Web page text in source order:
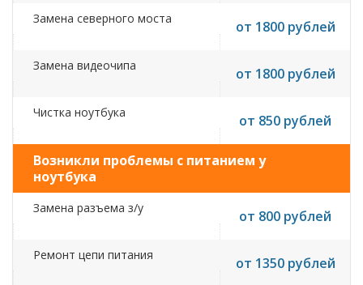
Замена северного моста от 1800 рублей
Замена видеочипа от 1800 рублей
Чистка ноутбука от 850 рублей
Возникли проблемы с питанием у
ноутбука
Замена разъема з/у от 800 рублей
Ремонт цепи питания от 1350 рублей